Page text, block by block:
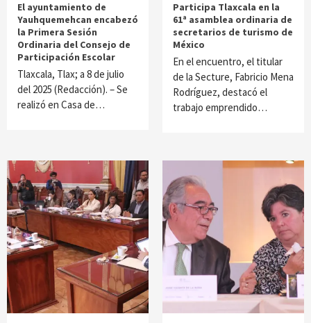
El ayuntamiento de
Yauhquemehcan encabezó
la Primera Sesión
Ordinaria del Consejo de
Participación Escolar
Tlaxcala, Tlax; a 8 de julio
del 2025 (Redacción). – Se
realizó en Casa de…
Participa Tlaxcala en la
61ª asamblea ordinaria de
secretarios de turismo de
México
En el encuentro, el titular
de la Secture, Fabricio Mena
Rodríguez, destacó el
trabajo emprendido…